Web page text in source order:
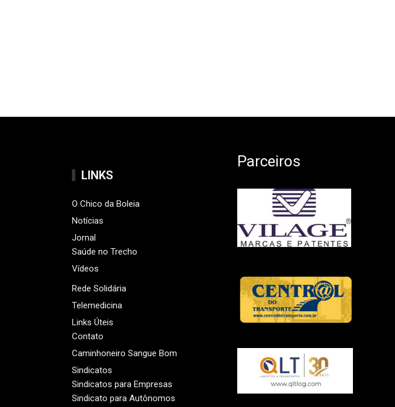
LINKS
O Chico da Boleia
Notícias
Jornal
Saúde no Trecho
Vídeos
Rede Solidária
Telemedicina
Links Úteis
Contato
Caminhoneiro Sangue Bom
Sindicatos
Sindicatos para Empresas
Sindicato para Autônomos
Parceiros